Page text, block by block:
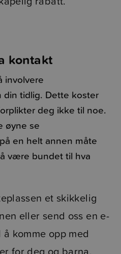
kontakt
involvere
din tidlig. Dette koster
deg ikke til noe.
øyne se
en helt annen måte
være bundet til hva
et skikkelig
eller send oss en e-
komme opp med
for deg og barna.